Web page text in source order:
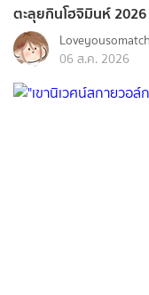
ตะลุยกินโฮจิมินห์
06 ส.ค. 2026